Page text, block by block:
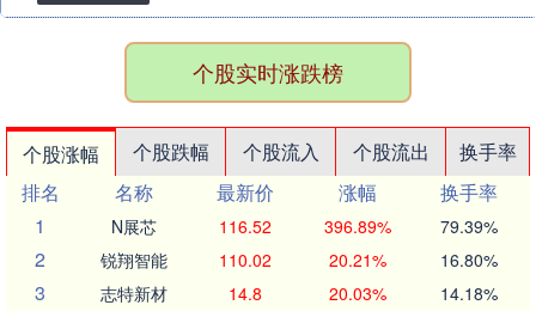
个股实时涨跌榜
个股涨幅 个股跌幅 个股流入 个股流出
换手率
排名
名称 最新价 涨幅
换手率
1
N展芯 116.52 396.89% 79.39%
2 锐翔智能 110.02 20.21% 16.80%
3 志特新材 14.8 20.03% 14.18%